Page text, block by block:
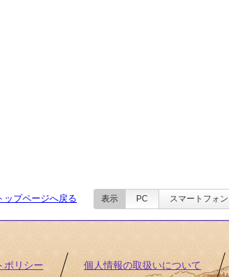
ップページへ戻る 表示 PC スマートフォン
ポリシー 個人情報の取扱いについて